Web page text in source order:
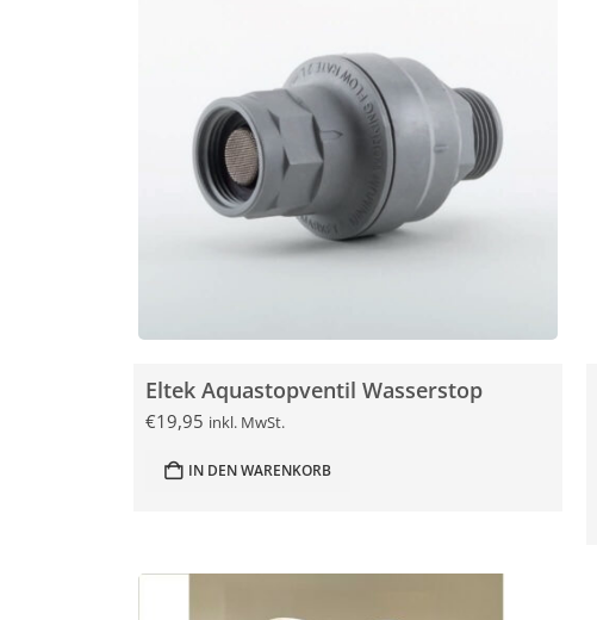
Eltek Aquastopventil Wasserstop
€19,95 inkl. MwSt.
IN DEN WARENKORB